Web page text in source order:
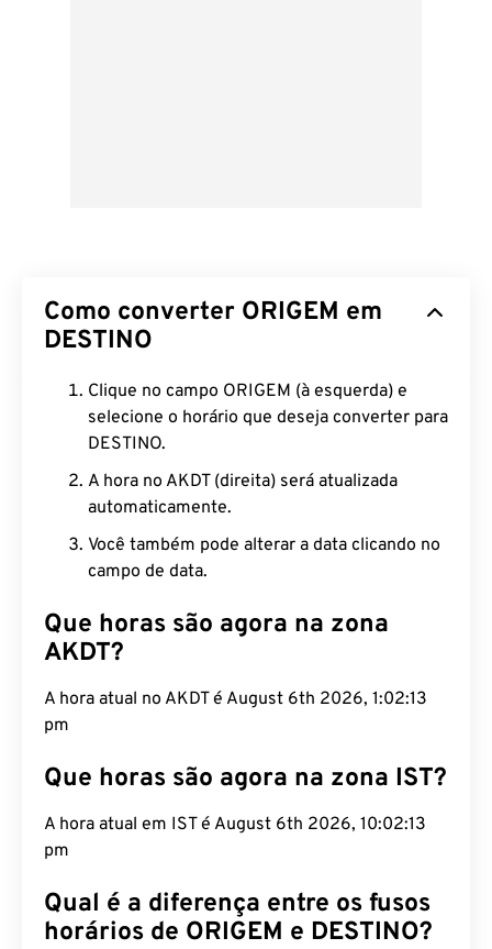
Como converter ORIGEM em
DESTINO
Clique no campo ORIGEM (à esquerda) e
selecione o horário que deseja converter para
DESTINO.
A hora no AKDT (direita) será atualizada
automaticamente.
Você também pode alterar a data clicando no
campo de data.
Que horas são agora na zona
AKDT?
A hora atual no AKDT é August 6th 2026, 1:02:14
pm
Que horas são agora na zona IST?
A hora atual em IST é August 6th 2026, 10:02:14
pm
Qual é a diferença entre os fusos
horários de ORIGEM e DESTINO?